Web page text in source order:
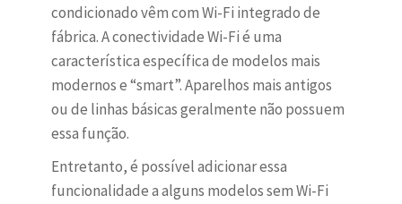
condicionado vêm com Wi-Fi integrado de
fábrica. A conectividade Wi-Fi é uma
característica específica de modelos mais
modernos e “smart”. Aparelhos mais antigos
ou de linhas básicas geralmente não possuem
essa função.
Entretanto, é possível adicionar essa
funcionalidade a alguns modelos sem Wi-Fi